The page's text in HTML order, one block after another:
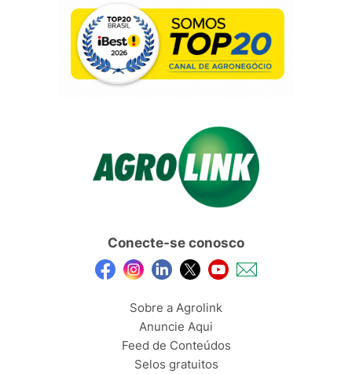
Conecte-se conosco
Sobre a Agrolink
Anuncie Aqui
Feed de Conteúdos
Selos gratuitos